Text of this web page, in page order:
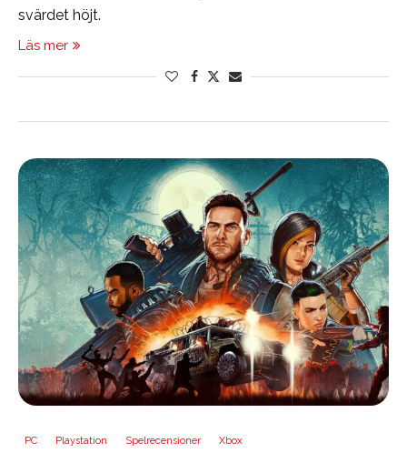
svärdet höjt.
Läs mer
PC Playstation Spelrecensioner Xbox